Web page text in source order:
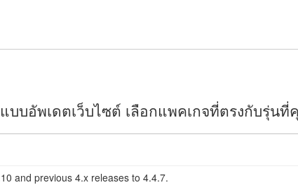
บอัพเดตเว็บไซต์ เลือกแพคเกจที่ตรงกับรุ่น
and previous 4.x releases to 4.4.7.